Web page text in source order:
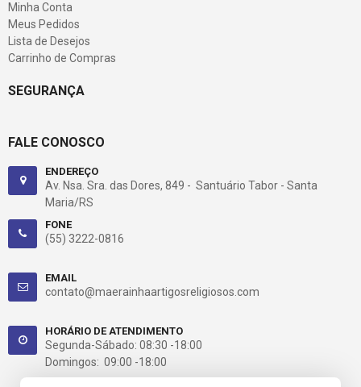
Minha Conta
Meus Pedidos
Lista de Desejos
Carrinho de Compras
SEGURANÇA
FALE CONOSCO
ENDEREÇO
Av. Nsa. Sra. das Dores, 849 - Santuário Tabor - Santa
Maria/RS
FONE
(55) 3222-0816
EMAIL
contato@maerainhaartigosreligiosos.com
HORÁRIO DE ATENDIMENTO
Segunda-Sábado: 08:30 -18:00
Domingos: 09:00 -18:00